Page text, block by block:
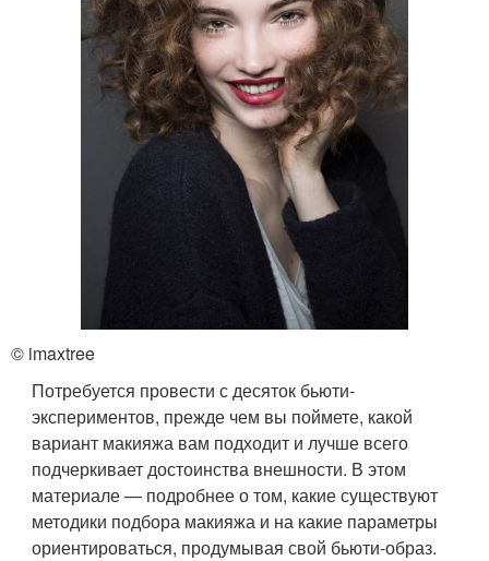
© imaxtree
Потребуется провести с десяток бьюти-
экспериментов, прежде чем вы поймете, какой
вариант макияжа вам подходит и лучше всего
подчеркивает достоинства внешности. В этом
материале — подробнее о том, какие существуют
методики подбора макияжа и на какие параметры
ориентироваться, продумывая свой бьюти-образ.